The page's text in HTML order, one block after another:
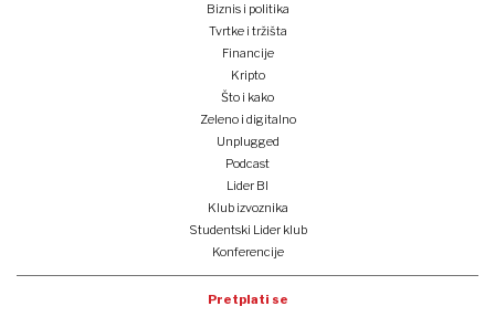
Biznis i politika
Tvrtke i tržišta
Financije
Kripto
Što i kako
Zeleno i digitalno
Unplugged
Podcast
Lider BI
Klub izvoznika
Studentski Lider klub
Konferencije
Pretplati se